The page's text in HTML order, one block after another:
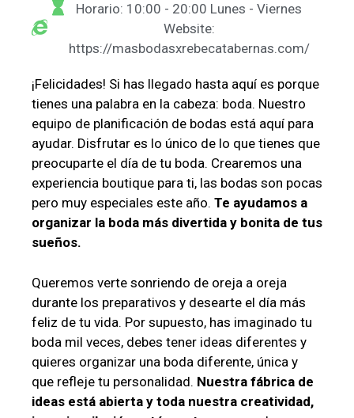
Horario: 10:00 - 20:00 Lunes - Viernes
Website:
https://masbodasxrebecatabernas.com/
¡Felicidades! Si has llegado hasta aquí es porque
tienes una palabra en la cabeza: boda. Nuestro
equipo de planificación de bodas está aquí para
ayudar. Disfrutar es lo único de lo que tienes que
preocuparte el día de tu boda. Crearemos una
experiencia boutique para ti, las bodas son pocas
pero muy especiales este año. Te ayudamos a
organizar la boda más divertida y bonita de tus
sueños.
Queremos verte sonriendo de oreja a oreja
durante los preparativos y desearte el día más
feliz de tu vida. Por supuesto, has imaginado tu
boda mil veces, debes tener ideas diferentes y
quieres organizar una boda diferente, única y
que refleje tu personalidad. Nuestra fábrica de
ideas está abierta y toda nuestra creatividad,